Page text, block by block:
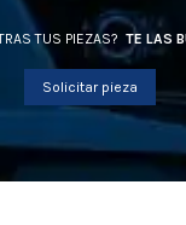
TUS PIEZAS? TE LAS
Solicitar pieza